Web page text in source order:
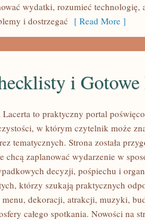
wydatki, rozumieć technologię,
i dostrzegać [ Read More ]
i Gotowe
Lacerta to praktyczny portal
w którym czytelnik może
tematycznych. Strona została
chcą zaplanować wydarzenie w
decyzji, pośpiechu i
którzy szukają praktycznych
menu, dekoracji, atrakcji, muzyki,
całego spotkania. Nowości na